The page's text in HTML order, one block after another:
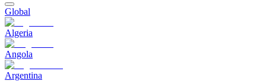
Global
Algeria
Angola
Argentina